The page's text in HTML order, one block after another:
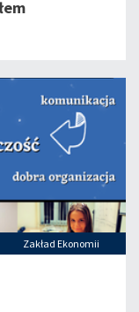
Zakład Ekonomii